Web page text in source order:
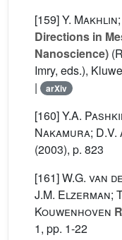
[159]Y.
Directions in
Nanoscience)
Imry, eds.),
|
arXiv
[160]Y.A.
Nakamura;
(2003), p. 823
[161]W.G. van
J.M. Elzerman;
Kouwenhoven
1, pp. 1-22